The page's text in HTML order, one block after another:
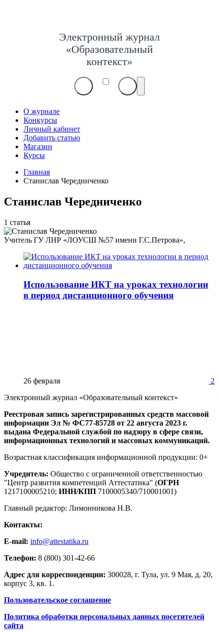
Электронный журнал
«Образовательный
контекст»
О журнале
Конкурсы
Личный кабинет
Добавить статью
Магазин
Курсы
Главная
Станислав Чередниченко
Станислав Чередниченко
1 статья
Учитель ГУ ЛНР «ЛОУСШ №57 имени Г.С.Петрова»,
Использование ИКТ на уроках технологии
в период дистанционного обучения
26 февраля
2
Электронный журнал «Образовательный контекст»
Реестровая запись зарегистрированных средств массовой
информации Эл № ФС77-85728 от 22 августа 2023 г.
выдана Федеральной службой по надзору в сфере связи,
информационных технологий и массовых коммуникаций.
Возрастная классификация информационной продукции: 0+
Учредитель: Общество с ограниченной ответственностью
"Центр развития компетенций Аттестатика" (ОГРН
1217100005210; ИНН/КПП 7100005340/710001001)
Главный редактор: Лимонникова Н.В.
Контакты:
E-mail: info@attestatika.ru
Телефон: 8 (800) 301-42-66
Адрес для корреспонденции: 300028, г. Тула, ул. 9 Мая, д. 20,
корпус 3, кв. 1.
Пользовательское соглашение
Политика обработки персональных данных посетителей
сайта